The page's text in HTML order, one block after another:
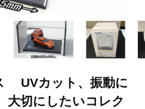
UVカット、振動に
切にしたいコレク